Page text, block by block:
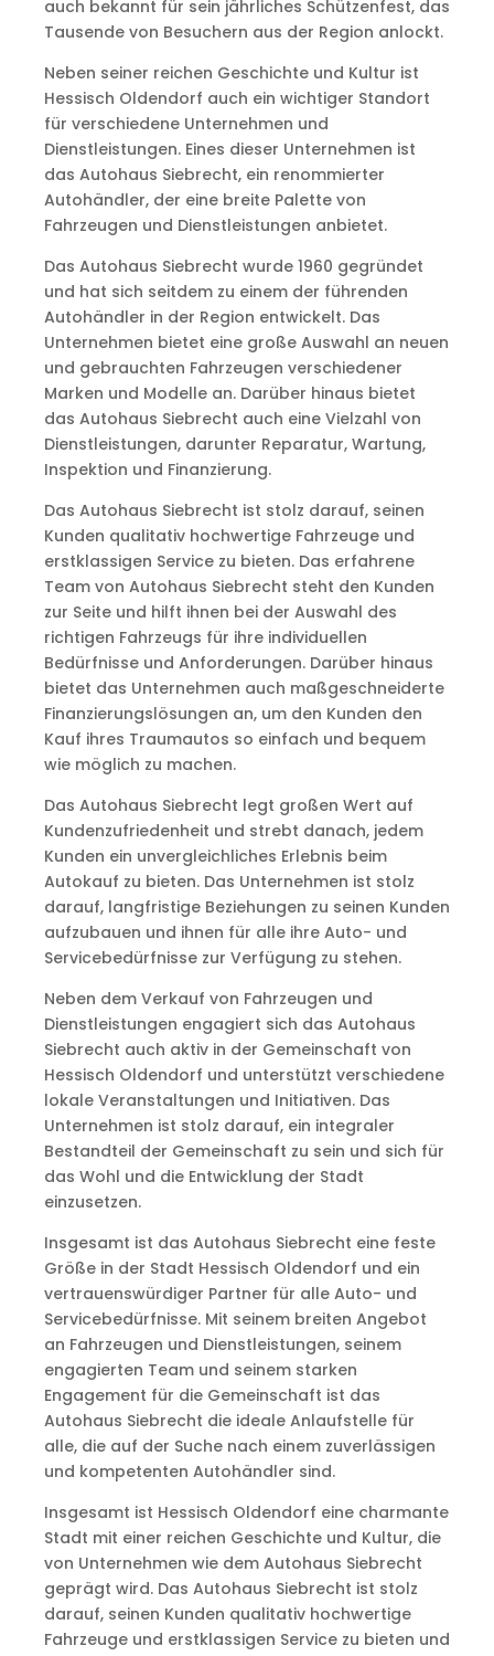
auch bekannt für sein jährliches Schützenfest, das
Tausende von Besuchern aus der Region anlockt.
Neben seiner reichen Geschichte und Kultur ist
Hessisch Oldendorf auch ein wichtiger Standort
für verschiedene Unternehmen und
Dienstleistungen. Eines dieser Unternehmen ist
das Autohaus Siebrecht, ein renommierter
Autohändler, der eine breite Palette von
Fahrzeugen und Dienstleistungen anbietet.
Das Autohaus Siebrecht wurde 1960 gegründet
und hat sich seitdem zu einem der führenden
Autohändler in der Region entwickelt. Das
Unternehmen bietet eine große Auswahl an neuen
und gebrauchten Fahrzeugen verschiedener
Marken und Modelle an. Darüber hinaus bietet
das Autohaus Siebrecht auch eine Vielzahl von
Dienstleistungen, darunter Reparatur, Wartung,
Inspektion und Finanzierung.
Das Autohaus Siebrecht ist stolz darauf, seinen
Kunden qualitativ hochwertige Fahrzeuge und
erstklassigen Service zu bieten. Das erfahrene
Team von Autohaus Siebrecht steht den Kunden
zur Seite und hilft ihnen bei der Auswahl des
richtigen Fahrzeugs für ihre individuellen
Bedürfnisse und Anforderungen. Darüber hinaus
bietet das Unternehmen auch maßgeschneiderte
Finanzierungslösungen an, um den Kunden den
Kauf ihres Traumautos so einfach und bequem
wie möglich zu machen.
Das Autohaus Siebrecht legt großen Wert auf
Kundenzufriedenheit und strebt danach, jedem
Kunden ein unvergleichliches Erlebnis beim
Autokauf zu bieten. Das Unternehmen ist stolz
darauf, langfristige Beziehungen zu seinen Kunden
aufzubauen und ihnen für alle ihre Auto- und
Servicebedürfnisse zur Verfügung zu stehen.
Neben dem Verkauf von Fahrzeugen und
Dienstleistungen engagiert sich das Autohaus
Siebrecht auch aktiv in der Gemeinschaft von
Hessisch Oldendorf und unterstützt verschiedene
lokale Veranstaltungen und Initiativen. Das
Unternehmen ist stolz darauf, ein integraler
Bestandteil der Gemeinschaft zu sein und sich für
das Wohl und die Entwicklung der Stadt
einzusetzen.
Insgesamt ist das Autohaus Siebrecht eine feste
Größe in der Stadt Hessisch Oldendorf und ein
vertrauenswürdiger Partner für alle Auto- und
Servicebedürfnisse. Mit seinem breiten Angebot
an Fahrzeugen und Dienstleistungen, seinem
engagierten Team und seinem starken
Engagement für die Gemeinschaft ist das
Autohaus Siebrecht die ideale Anlaufstelle für
alle, die auf der Suche nach einem zuverlässigen
und kompetenten Autohändler sind.
Insgesamt ist Hessisch Oldendorf eine charmante
Stadt mit einer reichen Geschichte und Kultur, die
von Unternehmen wie dem Autohaus Siebrecht
geprägt wird. Das Autohaus Siebrecht ist stolz
darauf, seinen Kunden qualitativ hochwertige
Fahrzeuge und erstklassigen Service zu bieten und